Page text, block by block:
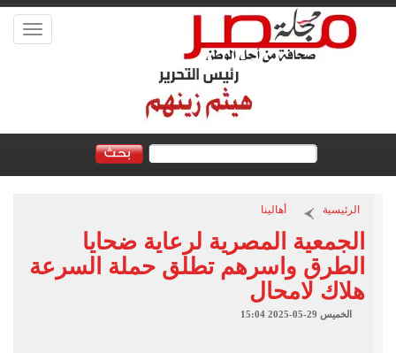
Toggle
الرئيسية أهالينا
الجمعية المصرية لرعاية ضحايا
الطرق واسرهم تطلق حملة السرعة
هلاك لامحال
الخميس 29-05-2025 15:04